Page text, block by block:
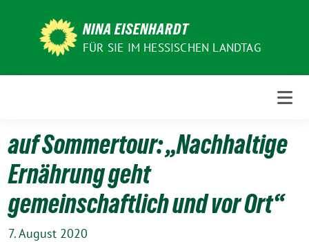
NINA EISENHARDT
FÜR SIE IM HESSISCHEN LANDTAG
auf Sommertour: „Nachhaltige
Ernährung geht
gemeinschaftlich und vor Ort“
7. August 2020